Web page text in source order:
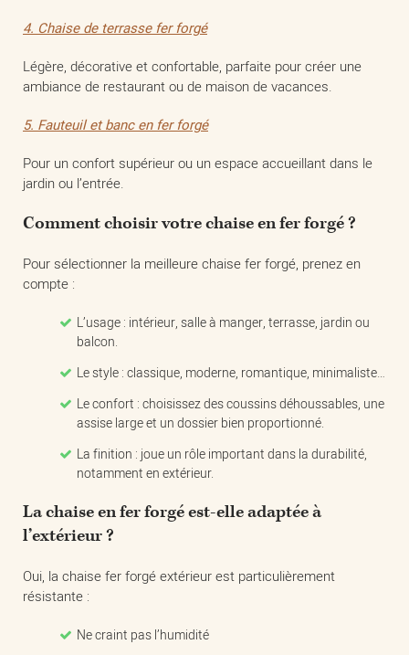
4. Chaise de terrasse fer forgé
Légère, décorative et confortable, parfaite pour créer une
ambiance de restaurant ou de maison de vacances.
5. Fauteuil et banc en fer forgé
Pour un confort supérieur ou un espace accueillant dans le
jardin ou l’entrée.
Comment choisir votre chaise en fer forgé ?
Pour sélectionner la meilleure chaise fer forgé, prenez en
compte :
L’usage : intérieur, salle à manger, terrasse, jardin ou
balcon.
Le style : classique, moderne, romantique, minimaliste…
Le confort : choisissez des coussins déhoussables, une
assise large et un dossier bien proportionné.
La finition : joue un rôle important dans la durabilité,
notamment en extérieur.
La chaise en fer forgé est-elle adaptée à
l’extérieur ?
Oui, la chaise fer forgé extérieur est particulièrement
résistante :
Ne craint pas l’humidité